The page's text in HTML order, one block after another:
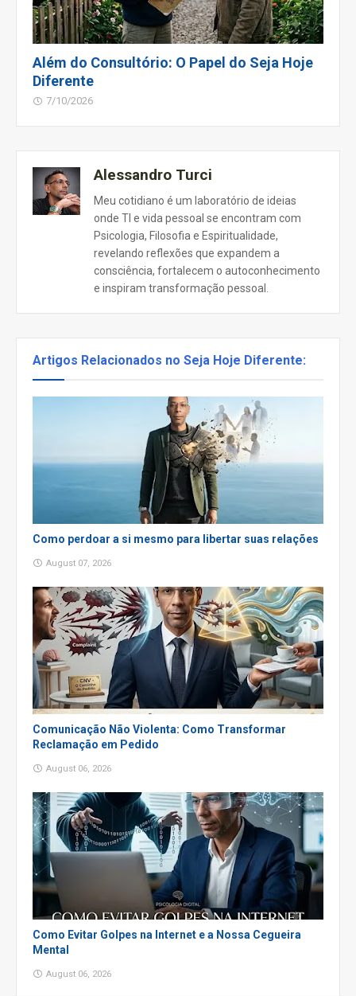
Além do Consultório: O Papel do Seja Hoje
Diferente
7/10/2026
Alessandro Turci
Meu cotidiano é um laboratório de ideias
onde TI e vida pessoal se encontram com
Psicologia, Filosofia e Espiritualidade,
revelando reflexões que expandem a
consciência, fortalecem o autoconhecimento
e inspiram transformação pessoal.
Artigos Relacionados no Seja Hoje Diferente:
Como perdoar a si mesmo para libertar suas relações
August 07, 2026
Comunicação Não Violenta: Como Transformar
Reclamação em Pedido
August 06, 2026
Como Evitar Golpes na Internet e a Nossa Cegueira
Mental
August 06, 2026